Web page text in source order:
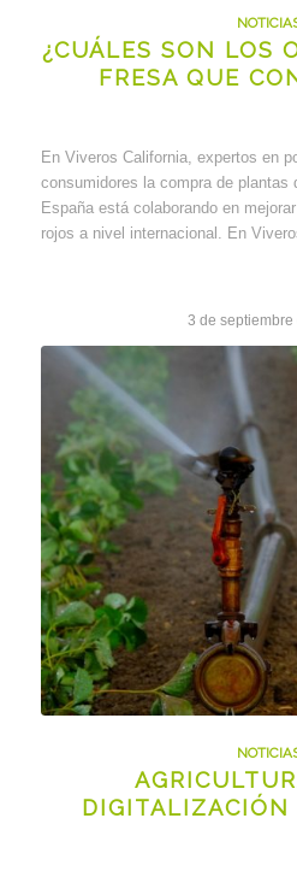
¿CUÁLES SON LOS
FRESA QUE
En Viveros California, expertos en
consumidores la compra de plantas
España está colaborando en
rojos a nivel internacional. En
3 de septiembre
DIGITALIZACIÓN